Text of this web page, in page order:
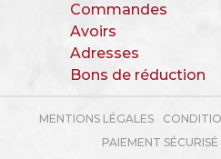
Commandes
Avoirs
Adresses
Bons de réduction
MENTIONS LÉGALES
PAIEMENT SÉCURISÉ